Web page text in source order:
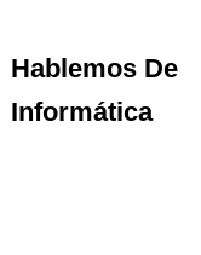
Hablemos De
Informática